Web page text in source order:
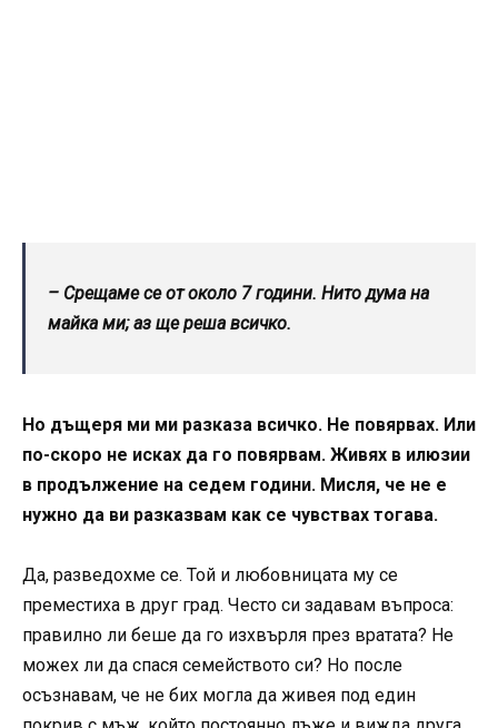
– Срещаме се от около 7 години. Нито дума на
майка ми; аз ще реша всичко.
Но дъщеря ми ми разказа всичко. Не повярвах. Или
по-скоро не исках да го повярвам. Живях в илюзии
в продължение на седем години. Мисля, че не е
нужно да ви разказвам как се чувствах тогава.
Да, разведохме се. Той и любовницата му се
преместиха в друг град. Често си задавам въпроса:
правилно ли беше да го изхвърля през вратата? Не
можех ли да спася семейството си? Но после
осъзнавам, че не бих могла да живея под един